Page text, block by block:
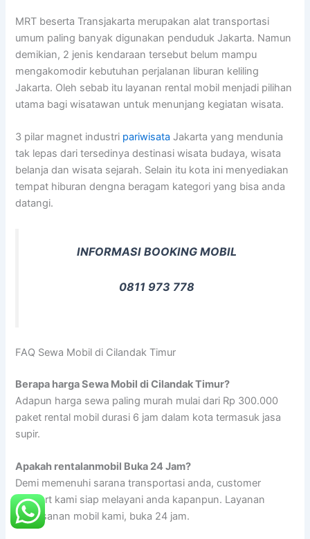
MRT beserta Transjakarta merupakan alat transportasi
umum paling banyak digunakan penduduk Jakarta. Namun
demikian, 2 jenis kendaraan tersebut belum mampu
mengakomodir kebutuhan perjalanan liburan keliling
Jakarta. Oleh sebab itu layanan rental mobil menjadi pilihan
utama bagi wisatawan untuk menunjang kegiatan wisata.
3 pilar magnet industri pariwisata Jakarta yang mendunia
tak lepas dari tersedinya destinasi wisata budaya, wisata
belanja dan wisata sejarah. Selain itu kota ini menyediakan
tempat hiburan dengna beragam kategori yang bisa anda
datangi.
INFORMASI BOOKING MOBIL
0811 973 778
FAQ Sewa Mobil di Cilandak Timur
Berapa harga Sewa Mobil di Cilandak Timur?
Adapun harga sewa paling murah mulai dari Rp 300.000
paket rental mobil durasi 6 jam dalam kota termasuk jasa
supir.
Apakah rentalanmobil Buka 24 Jam?
Demi memenuhi sarana transportasi anda, customer
support kami siap melayani anda kapanpun. Layanan
pemesanan mobil kami, buka 24 jam.